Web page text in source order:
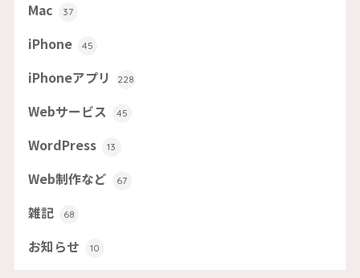
Mac 37
iPhone 45
iPhoneアプリ 228
Webサービス 45
WordPress 13
Web制作など 67
雑記 68
お知らせ 10